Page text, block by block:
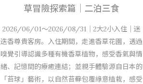
草冒險探索篇｜二泊三食
2026/06/01～2026/08/31｜2大2小入住｜迷
迭香尊貴客房。入住期間，走進香草花園，透過
嗅覺引導認識多種有機香草植物，感受香氣與情
緒、記憶間的療癒連結；並親手體驗源自日本的
「苔球」藝術，以自然苔蘚包覆綠意植栽，感受